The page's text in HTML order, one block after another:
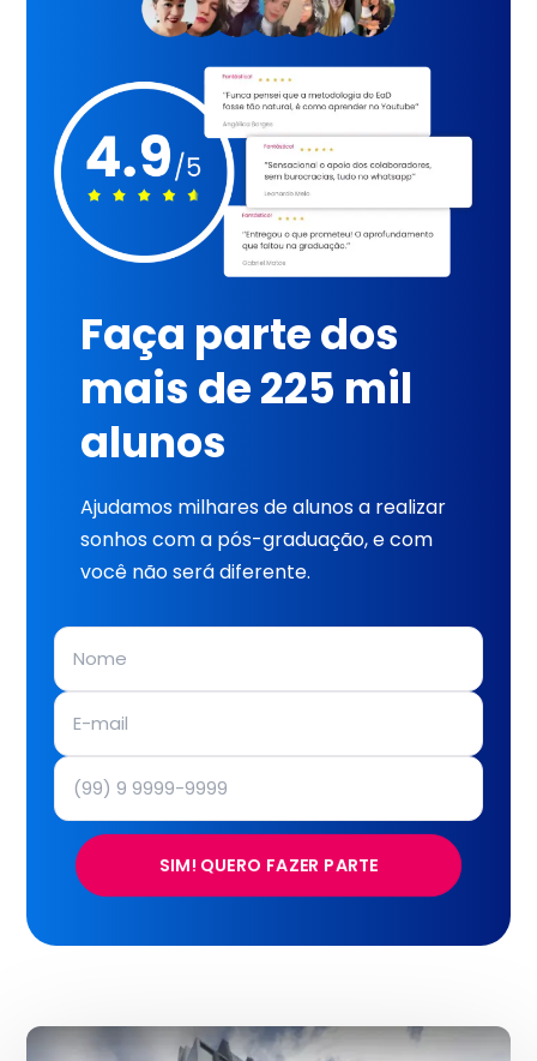
Faça parte dos
mais de 225 mil
alunos
Ajudamos milhares de alunos a realizar
sonhos com a pós-graduação, e com
você não será diferente.
SIM! QUERO FAZER PARTE